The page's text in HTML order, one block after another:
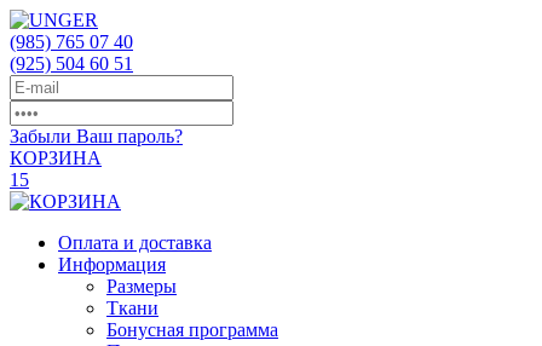
(985) 765 07 40
(925) 504 60 51
Забыли Ваш пароль?
КОРЗИНА
15
Оплата и доставка
Информация
Размеры
Ткани
Бонусная программа